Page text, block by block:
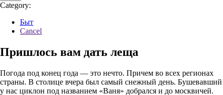
Category:
Быт
Cancel
Пришлось вам дать леща
Погода под конец года — это нечто. Причем во всех регионах
страны. В столице вчера был самый снежный день. Бушевавший
у нас циклон под названием «Ваня» добрался и до москвичей.